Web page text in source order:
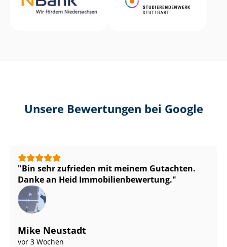
Unsere Bewertungen bei Google
Bin sehr zufrieden mit meinem Gutachten.
Danke an Heid Im­mo­bi­li­en­be­wer­tung.
Mike Neustadt
vor 3 Wochen